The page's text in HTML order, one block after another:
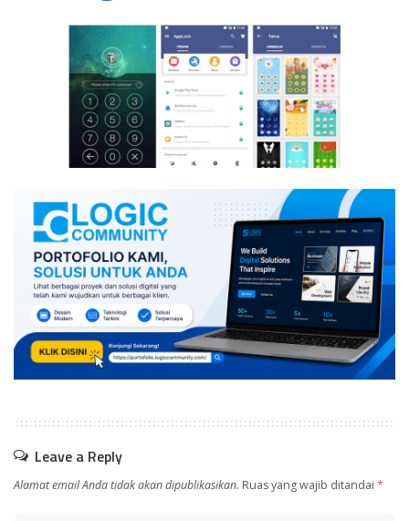
Leave a Reply
Alamat email Anda tidak akan dipublikasikan. Ruas yang wajib ditandai *